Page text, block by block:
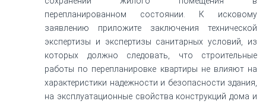
перепланированном состоянии. К исковому
заявлению приложите заключения технической
экспертизы и экспертизы санитарных условий, из
которых должно следовать, что строительные
работы по перепланировке квартиры не влияют на
характеристики надежности и безопасности здания,
на эксплуатационные свойства конструкций дома и